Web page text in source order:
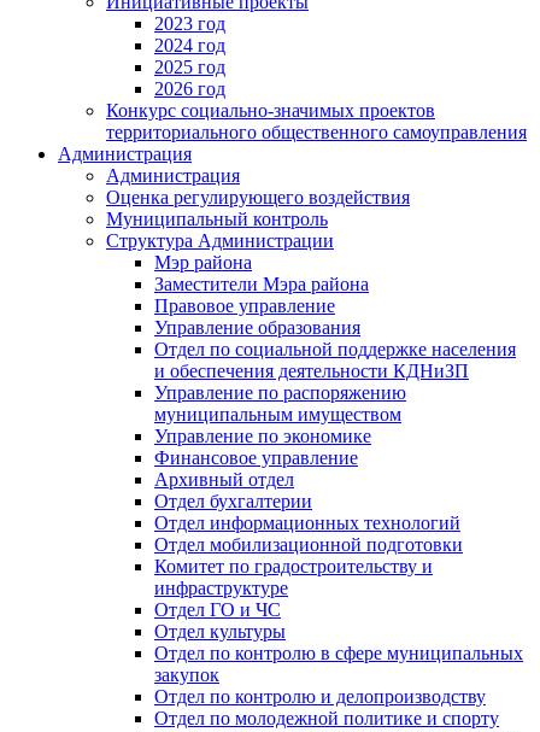
2023 год
2024 год
2025 год
2026 год
Конкурс социально-значимых проектов
территориального общественного самоуправления
Администрация
Администрация
Оценка регулирующего воздействия
Муниципальный контроль
Структура Администрации
Мэр района
Заместители Мэра района
Правовое управление
Управление образования
Отдел по социальной поддержке населения
и обеспечения деятельности КДНиЗП
Управление по распоряжению
муниципальным имуществом
Управление по экономике
Финансовое управление
Архивный отдел
Отдел бухгалтерии
Отдел информационных технологий
Отдел мобилизационной подготовки
Комитет по градостроительству и
инфраструктуре
Отдел ГО и ЧС
Отдел культуры
Отдел по контролю в сфере муниципальных
закупок
Отдел по контролю и делопроизводству
Отдел по молодежной политике и спорту